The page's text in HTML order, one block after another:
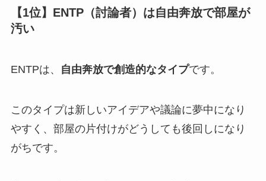
【1位】ENTP（討論者）は自由奔放で部屋が
汚い
ENTPは、 自由奔放で創造的なタイプです。
このタイプは新しいアイデアや議論に夢中になり
やすく、部屋の片付けがどうしても後回しになり
がちです。